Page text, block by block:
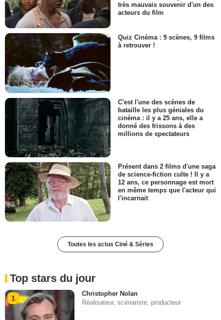
très mauvais souvenir d'un des
acteurs du film
Quiz Cinéma : 9 scènes, 9 films
à retrouver !
C'est l'une des scènes de
bataille les plus géniales du
cinéma : il y a 25 ans, elle a
donné des frissons à des
millions de spectateurs
Présent dans 2 films d'une saga
de science-fiction culte ! Il y a
12 ans, ce personnage est mort
en même temps que l'acteur qui
l'incarnait
Toutes les actus Ciné & Séries
Top stars du jour
1
Christopher Nolan
Réalisateur, scénariste, producteur